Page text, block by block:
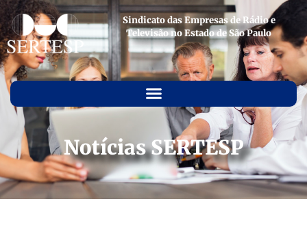
Sindicato das Empresas de Rádio e
Televisão no Estado de São Paulo
Notícias SERTESP